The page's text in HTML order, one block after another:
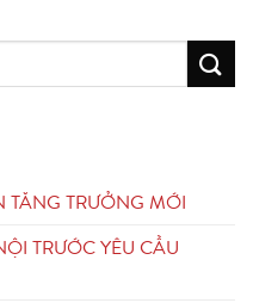
TRƯỞNG MỚI
TRƯỚC YÊU CẦU